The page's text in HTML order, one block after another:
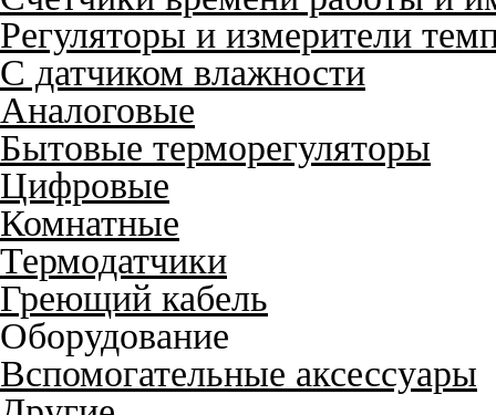
Регуляторы и измерители
С датчиком влажности
Аналоговые
Бытовые терморегуляторы
Цифровые
Комнатные
Термодатчики
Греющий кабель
Оборудование
Вспомогательные аксессуары